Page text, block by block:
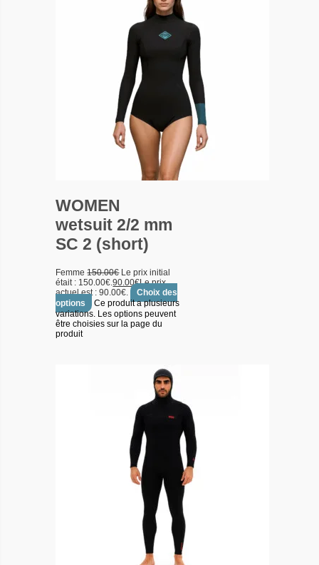
WOMEN
wetsuit 2/2 mm
SC 2 (short)
Femme150.00€ Le prix initial
était : 150.00€.90.00€Le prix
actuel est : 90.00€.
Choix des
options
Ce produit a plusieurs
variations. Les options peuvent
être choisies sur la page du
produit